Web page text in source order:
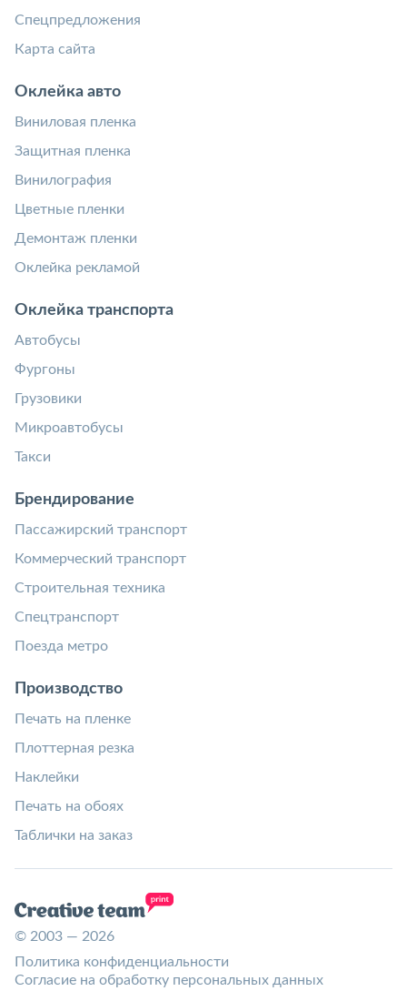
Спецпредложения
Карта сайта
Оклейка авто
Виниловая пленка
Защитная пленка
Винилография
Цветные пленки
Демонтаж пленки
Оклейка рекламой
Оклейка транспорта
Автобусы
Фургоны
Грузовики
Микроавтобусы
Такси
Брендирование
Пассажирский транспорт
Коммерческий транспорт
Строительная техника
Спецтранспорт
Поезда метро
Производство
Печать на пленке
Плоттерная резка
Наклейки
Печать на обоях
Таблички на заказ
© 2003 — 2026
Политика конфиденциальности
Согласие на обработку персональных данных